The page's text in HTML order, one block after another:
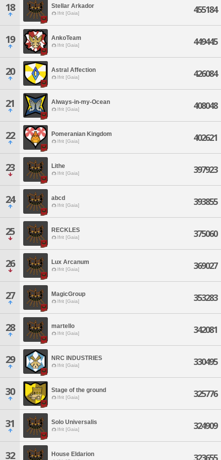
18 Stellar Arkador
Ifrit [Gaia] 455184
19 AnkoTeam
Ifrit [Gaia] 449445
20 Astral Affection
Ifrit [Gaia] 426084
21 Always-in-my-Ocean
Ifrit [Gaia] 408048
22 Pomeranian Kingdom
Ifrit [Gaia] 402621
23 Lithe
Ifrit [Gaia] 397923
24 abcd
Ifrit [Gaia] 393855
25 RECKLES
Ifrit [Gaia] 375060
26 Lux Arcanum
Ifrit [Gaia] 369027
27 MagicGroup
Ifrit [Gaia] 353283
28 martello
Ifrit [Gaia] 342081
29 NRC INDUSTRIES
Ifrit [Gaia] 330495
30 Stage of the ground
Ifrit [Gaia] 325776
31 Solo Universalis
Ifrit [Gaia] 324909
32 House Eldarion 323655